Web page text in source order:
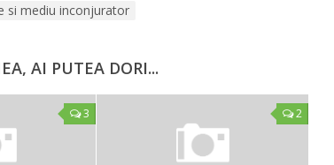
si mediu inconjurator
AI PUTEA DORI...
3 2